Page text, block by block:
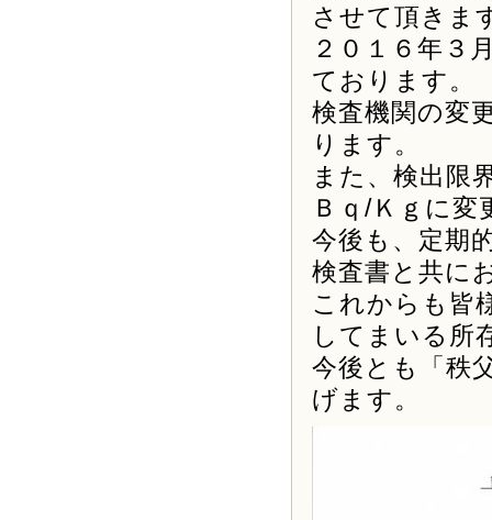
させて頂きま
２０１６年３
ております。
検査機関の変
ります。
また、検出限
Ｂｑ/Ｋｇに
今後も、定期
検査書と共に
これからも皆
してまいる所
今後とも「秩
げます。